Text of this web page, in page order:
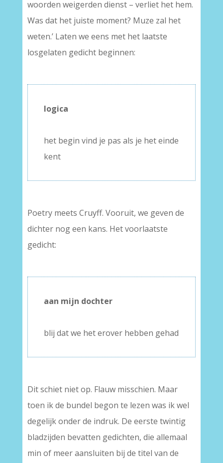
woorden weigerden dienst – verliet het hem.
Was dat het juiste moment? Muze zal het
weten.’ Laten we eens met het laatste
losgelaten gedicht beginnen:
logica
het begin vind je pas als je het einde
kent
Poetry meets Cruyff. Vooruit, we geven de
dichter nog een kans. Het voorlaatste
gedicht:
aan mijn dochter
blij dat we het erover hebben gehad
Dit schiet niet op. Flauw misschien. Maar
toen ik de bundel begon te lezen was ik wel
degelijk onder de indruk. De eerste twintig
bladzijden bevatten gedichten, die allemaal
min of meer aansluiten bij de titel van de